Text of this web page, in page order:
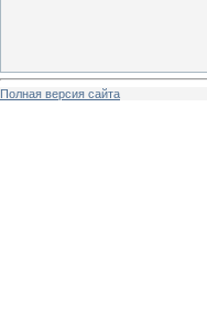
Полная версия сайта